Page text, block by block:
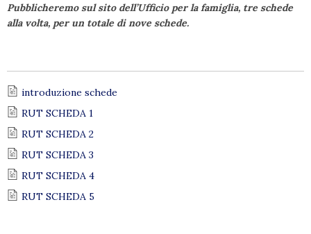
Pubblicheremo sul sito dell’Ufficio per la famiglia, tre schede
alla volta, per un totale di nove schede.
introduzione schede
RUT SCHEDA 1
RUT SCHEDA 2
RUT SCHEDA 3
RUT SCHEDA 4
RUT SCHEDA 5